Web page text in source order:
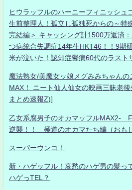
ヒウラッフルのハーニーフィニッシュ
生前整理人！孤立し孤独死からの～特
完結編＞ キャッシング計1500万返済
つ病統合失調症14年生HKT46！！9期
米が泣いた！認知症鬱病60代のラスト
魔法熟女/美魔女ッ娘メグみみちゃん
MAX！ ニート仙人仙女の映画三昧老
まとめ速報Z)]
乙女系腐男子のオカマッフルMAX2-
逆襲！！ 極道のオカマたち編（おも
スーパーウンコ！
新・ハゲッフル！哀愁のハゲ男の髪っ
ハゲっTEL？